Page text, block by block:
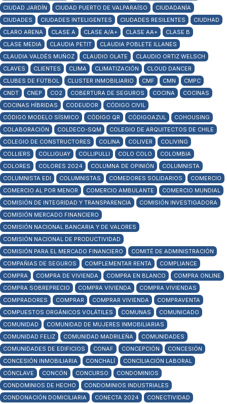
CIUDAD JARDÍN
CIUDAD PUERTO DE VALPARAÍSO
CIUDADANÍA
CIUDADES
CIUDADES INTELIGENTES CIUDADES RESILENTES
CIUDHAD
CLARO ARENA
CLASE A CLASE A/A+ CLASE AA+
CLASE B
CLASE MEDIA
CLAUDIA PETIT
CLAUDIA POBLETE ILLANES
CLAUDIA VALDÉS MUÑOZ
CLAUDIO OLATE
CLAUDIO ORTIZ WELSCH
CLAVES
CLIENTES CLIMA CLIMATIZACIÓN
CLOUD DANCER
CLUBES DE FÚTBOL
CLUSTER INMOBILIARIO CMF CMN
CMPC
CNDT
CNEP CO2 COBERTURA DE SEGUROS COCINA
COCINAS
COCINAS HÍBRIDAS
CODEUDOR
CÓDIGO CIVIL
CÓDIGO MODELO SÍSMICO
CÓDIGO QR CÓDIGOAZUL
COHOUSING
COLABORACIÓN
COLDECO-SQM
COLEGIO DE ARQUITECTOS DE CHILE
COLEGIO DE CONSTRUCTORES
COLINA COLIVER
COLIVING
COLLIERS
COLLIGUAY COLLIPULLI COLO COLO
COLOMBIA
COLORES
COLORES 2024 COLUMNA DE OPINIÓN
COLUMNISTA
COLUMNISTA EDI
COLUMNISTAS COMEDORES SOLIDARIOS
COMERCIO
COMERCIO AL POR MENOR
COMERCIO AMBULANTE
COMERCIO MUNDIAL
COMISIÓN DE INTEGRIDAD Y TRANSPARENCIA
COMISIÓN INVESTIGADORA
COMISIÓN MERCADO FINANCIERO
COMISIÓN NACIONAL BANCARIA Y DE VALORES
COMISIÓN NACIONAL DE PRODUCTIVIDAD
COMISIÓN PARA EL MERCADO FINANCIERO
COMITÉ DE ADMINISTRACIÓN
COMPAÑIAS DE SEGUROS
COMPLEMENTAR RENTA
COMPLIANCE
COMPRA
COMPRA DE VIVIENDA COMPRA EN BLANCO
COMPRA ONLINE
COMPRA SOBREPRECIO
COMPRA VIVIENDA
COMPRA VIVIENDAS
COMPRADORES
COMPRAR COMPRAR VIVIENDA
COMPRAVENTA
COMPUESTOS ORGÁNICOS VOLÁTILES
COMUNAS
COMUNICADO
COMUNIDAD
COMUNIDAD DE MUJERES INMOBILIARIAS
COMUNIDAD FELIZ
COMUNIDAD MADRILEÑA
COMUNIDADES
COMUNIDADES DE EDIFICIOS
CONAF CONCEPCIÓN
CONCESIÓN
CONCESIÓN INMOBILIARIA
CONCHALÍ
CONCILIACIÓN LABORAL
CÓNCLAVE
CONCÓN CONCURSO
CONDOMINIOS
CONDOMINIOS DE HECHO
CONDOMINIOS INDUSTRIALES
CONDONACIÓN DOMICILIARIA
CONECTA 2024
CONECTIVIDAD